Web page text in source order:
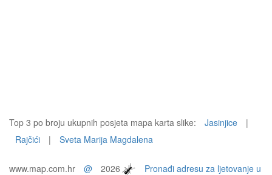
Top 3 po broju ukupnih posjeta mapa karta slike: Jasinjice
|
Rajčići
| Sveta Marija Magdalena
www.map.com.hr @ 2026
Pronađi adresu za ljetovanje u